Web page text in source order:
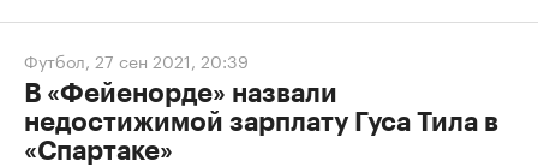
Футбол, 27 сен 2021, 20:39
В «Фейенорде» назвали
недостижимой зарплату Гуса Тила в
«Спартаке»